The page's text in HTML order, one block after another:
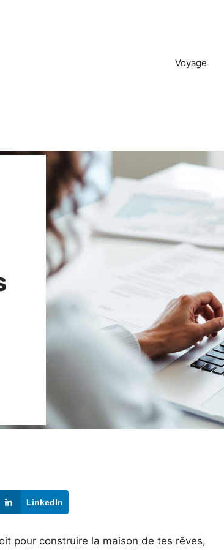
Voyage
LinkedIn
pour construire la maison de tes rêves,